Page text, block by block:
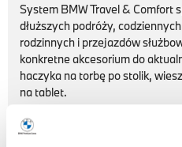
System BMW Travel & Comfort
dłuższych podróży,
rodzinnych i przejazdów
konkretne akcesorium do
haczyka na torbę po stolik,
na tablet.
Uchwyt bazowy BMW Travel &